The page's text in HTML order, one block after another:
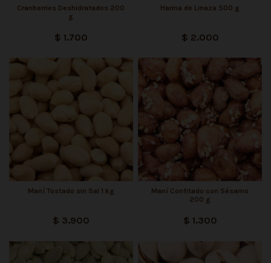
Cranberries Deshidratados 200
g
$ 1.700
Harina de Linaza 500 g
$ 2.000
Maní Tostado sin Sal 1 kg
$ 3.900
Maní Confitado con Sésamo
200 g
$ 1.300